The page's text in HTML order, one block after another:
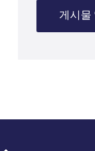
게시물